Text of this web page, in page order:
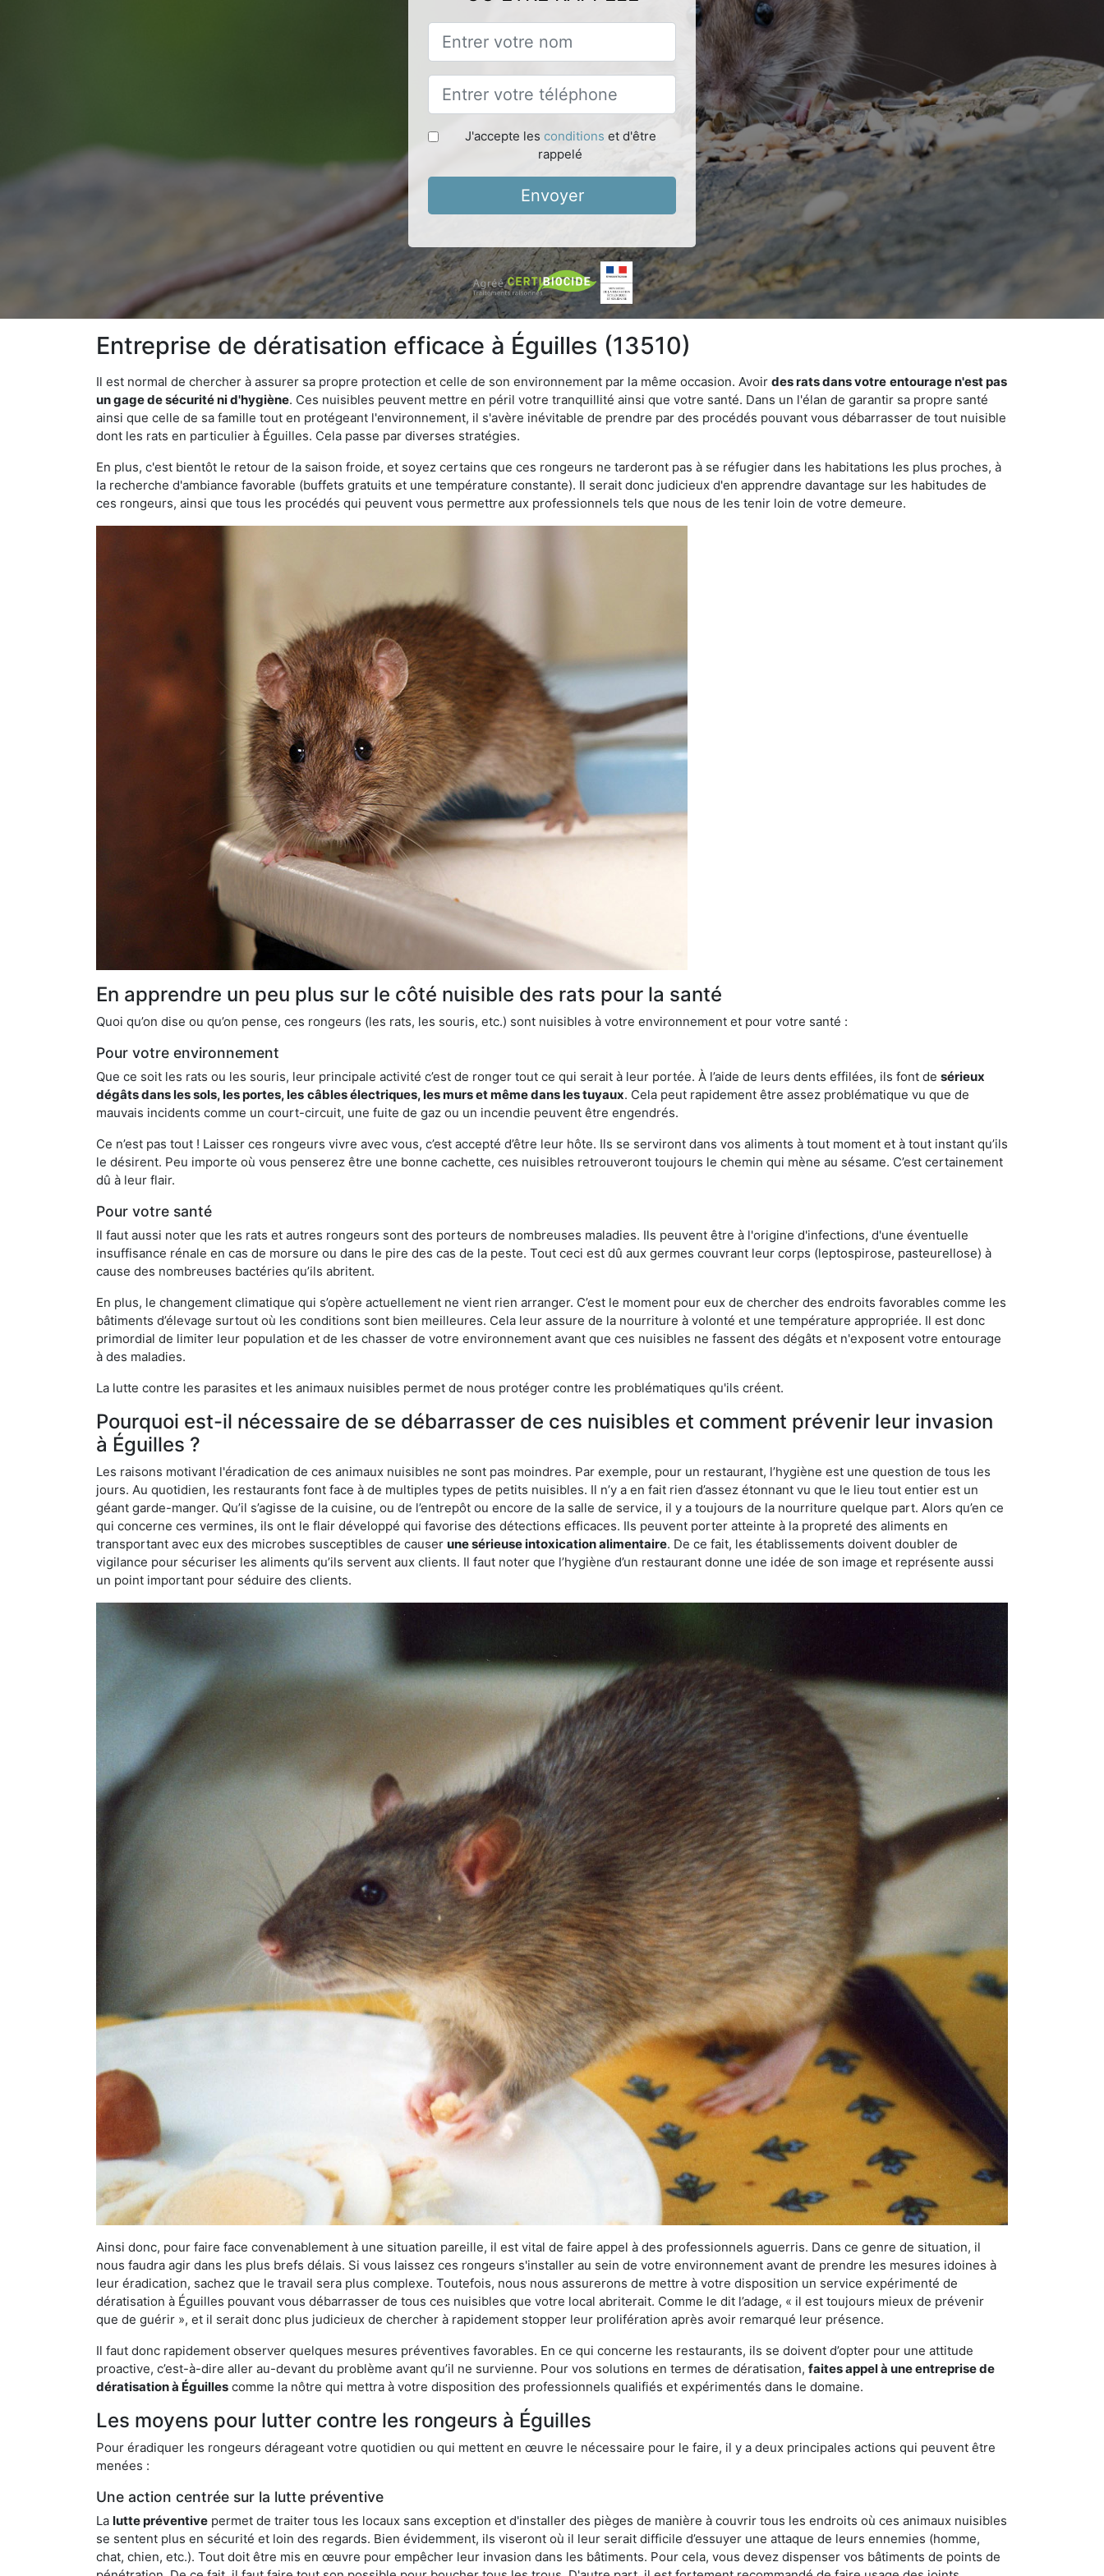
J'accepte les conditions et d'être
rappelé
Envoyer
Entreprise de dératisation efficace à Éguilles (13510)
Il est normal de chercher à assurer sa propre protection et celle de son environnement par la même occasion. Avoir des rats dans votre entourage n'est pas
un gage de sécurité ni d'hygiène. Ces nuisibles peuvent mettre en péril votre tranquillité ainsi que votre santé. Dans un l'élan de garantir sa propre santé
ainsi que celle de sa famille tout en protégeant l'environnement, il s'avère inévitable de prendre par des procédés pouvant vous débarrasser de tout nuisible
dont les rats en particulier à Éguilles. Cela passe par diverses stratégies.
En plus, c'est bientôt le retour de la saison froide, et soyez certains que ces rongeurs ne tarderont pas à se réfugier dans les habitations les plus proches, à
la recherche d'ambiance favorable (buffets gratuits et une température constante). Il serait donc judicieux d'en apprendre davantage sur les habitudes de
ces rongeurs, ainsi que tous les procédés qui peuvent vous permettre aux professionnels tels que nous de les tenir loin de votre demeure.
En apprendre un peu plus sur le côté nuisible des rats pour la santé
Quoi qu’on dise ou qu’on pense, ces rongeurs (les rats, les souris, etc.) sont nuisibles à votre environnement et pour votre santé :
Pour votre environnement
Que ce soit les rats ou les souris, leur principale activité c’est de ronger tout ce qui serait à leur portée. À l’aide de leurs dents effilées, ils font de sérieux
dégâts dans les sols, les portes, les câbles électriques, les murs et même dans les tuyaux. Cela peut rapidement être assez problématique vu que de
mauvais incidents comme un court-circuit, une fuite de gaz ou un incendie peuvent être engendrés.
Ce n’est pas tout ! Laisser ces rongeurs vivre avec vous, c’est accepté d’être leur hôte. Ils se serviront dans vos aliments à tout moment et à tout instant qu’ils
le désirent. Peu importe où vous penserez être une bonne cachette, ces nuisibles retrouveront toujours le chemin qui mène au sésame. C’est certainement
dû à leur flair.
Pour votre santé
Il faut aussi noter que les rats et autres rongeurs sont des porteurs de nombreuses maladies. Ils peuvent être à l'origine d'infections, d'une éventuelle
insuffisance rénale en cas de morsure ou dans le pire des cas de la peste. Tout ceci est dû aux germes couvrant leur corps (leptospirose, pasteurellose) à
cause des nombreuses bactéries qu’ils abritent.
En plus, le changement climatique qui s’opère actuellement ne vient rien arranger. C’est le moment pour eux de chercher des endroits favorables comme les
bâtiments d’élevage surtout où les conditions sont bien meilleures. Cela leur assure de la nourriture à volonté et une température appropriée. Il est donc
primordial de limiter leur population et de les chasser de votre environnement avant que ces nuisibles ne fassent des dégâts et n'exposent votre entourage
à des maladies.
La lutte contre les parasites et les animaux nuisibles permet de nous protéger contre les problématiques qu'ils créent.
Pourquoi est-il nécessaire de se débarrasser de ces nuisibles et comment prévenir leur invasion
à Éguilles ?
Les raisons motivant l'éradication de ces animaux nuisibles ne sont pas moindres. Par exemple, pour un restaurant, l’hygiène est une question de tous les
jours. Au quotidien, les restaurants font face à de multiples types de petits nuisibles. Il n’y a en fait rien d’assez étonnant vu que le lieu tout entier est un
géant garde-manger. Qu’il s’agisse de la cuisine, ou de l’entrepôt ou encore de la salle de service, il y a toujours de la nourriture quelque part. Alors qu’en ce
qui concerne ces vermines, ils ont le flair développé qui favorise des détections efficaces. Ils peuvent porter atteinte à la propreté des aliments en
transportant avec eux des microbes susceptibles de causer une sérieuse intoxication alimentaire. De ce fait, les établissements doivent doubler de
vigilance pour sécuriser les aliments qu’ils servent aux clients. Il faut noter que l’hygiène d’un restaurant donne une idée de son image et représente aussi
un point important pour séduire des clients.
Ainsi donc, pour faire face convenablement à une situation pareille, il est vital de faire appel à des professionnels aguerris. Dans ce genre de situation, il
nous faudra agir dans les plus brefs délais. Si vous laissez ces rongeurs s'installer au sein de votre environnement avant de prendre les mesures idoines à
leur éradication, sachez que le travail sera plus complexe. Toutefois, nous nous assurerons de mettre à votre disposition un service expérimenté de
dératisation à Éguilles pouvant vous débarrasser de tous ces nuisibles que votre local abriterait. Comme le dit l’adage, « il est toujours mieux de prévenir
que de guérir », et il serait donc plus judicieux de chercher à rapidement stopper leur prolifération après avoir remarqué leur présence.
Il faut donc rapidement observer quelques mesures préventives favorables. En ce qui concerne les restaurants, ils se doivent d’opter pour une attitude
proactive, c’est-à-dire aller au-devant du problème avant qu’il ne survienne. Pour vos solutions en termes de dératisation, faites appel à une entreprise de
dératisation à Éguilles comme la nôtre qui mettra à votre disposition des professionnels qualifiés et expérimentés dans le domaine.
Les moyens pour lutter contre les rongeurs à Éguilles
Pour éradiquer les rongeurs dérageant votre quotidien ou qui mettent en œuvre le nécessaire pour le faire, il y a deux principales actions qui peuvent être
menées :
Une action centrée sur la lutte préventive
La lutte préventive permet de traiter tous les locaux sans exception et d'installer des pièges de manière à couvrir tous les endroits où ces animaux nuisibles
se sentent plus en sécurité et loin des regards. Bien évidemment, ils viseront où il leur serait difficile d’essuyer une attaque de leurs ennemies (homme,
chat, chien, etc.). Tout doit être mis en œuvre pour empêcher leur invasion dans les bâtiments. Pour cela, vous devez dispenser vos bâtiments de points de